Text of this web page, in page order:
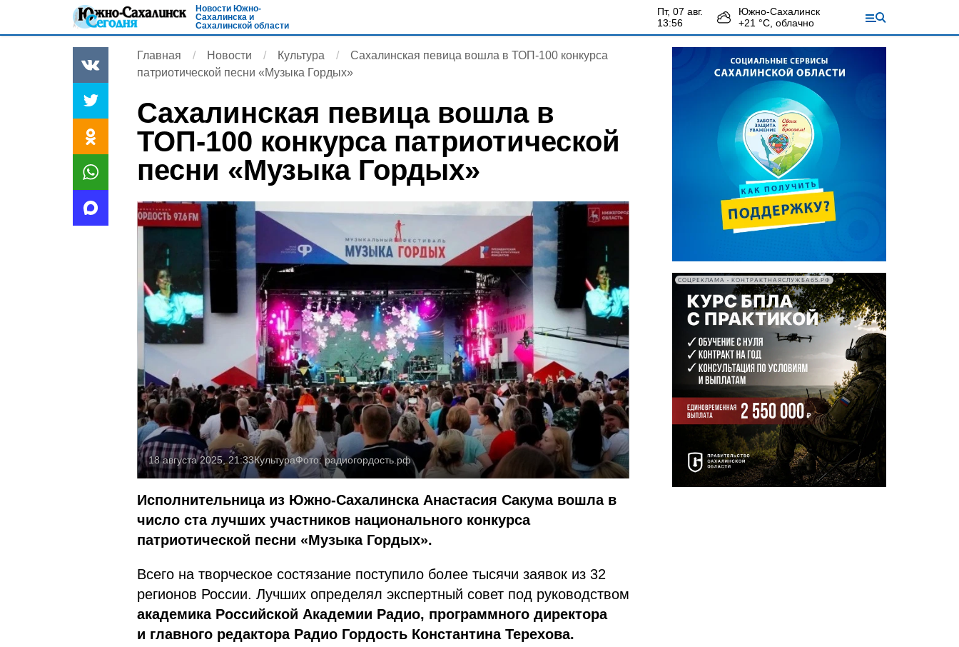
Новости Южно-
Сахалинска и
Сахалинской области
пт, 07 авг.
13:56
Южно-Сахалинск
+21 °С, облачно
Главная Новости Культура
Сахалинская певица вошла в ТОП-100 конкурса
патриотической песни «Музыка Гордых»
Сахалинская певица вошла в
ТОП-100 конкурса патриотической
песни «Музыка Гордых»
18 августа 2025, 21:33КультураФото:радиогордость.рф
Исполнительница из Южно-Сахалинска Анастасия Сакума вошла в
число ста лучших участников национального конкурса
патриотической песни «Музыка Гордых».
Всего на творческое состязание поступило более тысячи заявок из 32
регионов России. Лучших определял экспертный совет под руководством
академика Российской Академии Радио, программного директора
и главного редактора Радио Гордость Константина Терехова.
СОЦРЕКЛАМА • КОНТРАКТНАЯСЛУЖБА65.РФ